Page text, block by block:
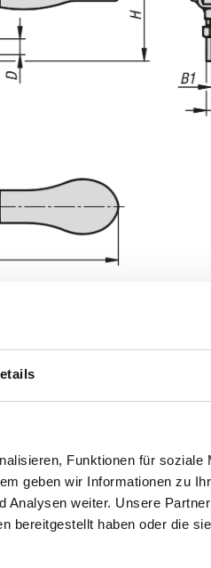
Funktionen für soziale
geben wir Informationen zu
weiter. Unsere
bereitgestellt haben oder die
F1 N Haltekraft
VERGRÖSSERN
4-20 Tage